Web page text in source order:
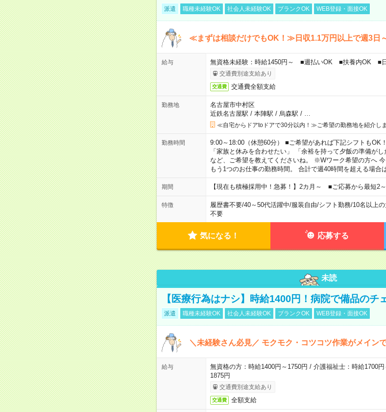
派遣 職種未経験OK 社会人未経験OK ブランクOK WEB登録・面接OK
≪まずは相談だけでもOK！≫日収1.1万円以上で週3日
給与 無資格未経験：時給1450円～ ■週払いOK ■扶養内OK ■
交通費別途支給あり
交通費 交通費全額支給
勤務地
名古屋市中村区
近鉄名古屋駅 / 本陣駅 / 烏森駅 /
≪自宅からドアtoドアで30分以内！≫ご希望の勤務地を紹介しま
勤務時間
9:00～18:00（休憩60分） ■ご希望があれば下記シフトもOK
「家族と休みを合わせたい」 「余裕を持って夕飯の準備が
など、ご希望を教えてくださいね。 ※Wワーク希望の方へ 今
もう1つのお仕事の勤務時間。 合計で週40時間を超える場合
期間 【現在も積極採用中！急募！】2カ月～ ■ご応募から最短2
特徴 履歴書不要/40～50代活躍中/服装自由/シフト勤務/10名以上
不要
気になる！ 応募する
未読
【医療行為はナシ】時給1400円！病院で備品のチ
派遣 職種未経験OK 社会人未経験OK ブランクOK WEB登録・面接OK
＼未経験さん必見／ モクモク・コツコツ作業がメイン
給与
無資格の方：時給1400円～1750円 / 介護福祉士：時給1700
1875円
交通費別途支給あり
交通費 全額支給